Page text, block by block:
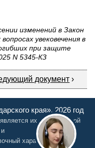
изменений в Закон
увековечения в
при защите
N 5345-КЗ
документ ›
края», 2026 год
их официальной
характер